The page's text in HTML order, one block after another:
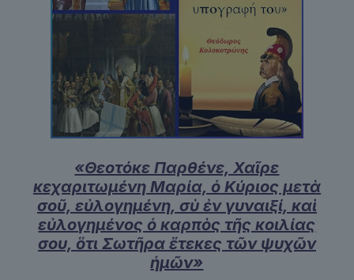
«Θεοτόκε Παρθένε, Χαῖρε
κεχαριτωμένη Μαρία, ὁ Κύριος μετὰ
σοῦ, εὐλογημένη, σὺ ἐν γυναιξί, καὶ
εὐλογημένος ὁ καρπὸς τῆς κοιλίας
σου, ὅτι Σωτῆρα ἔτεκες τῶν ψυχῶν
ἡμῶν»